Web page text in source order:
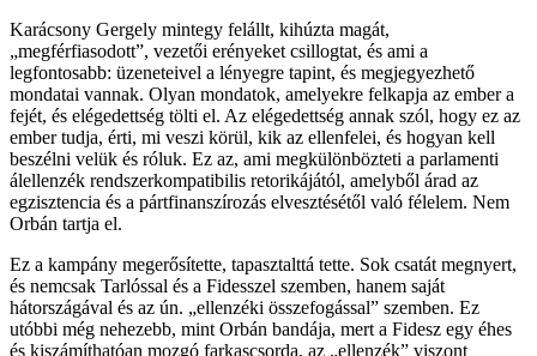
Karácsony Gergely mintegy felállt, kihúzta magát,
„megférfiasodott”, vezetői erényeket csillogtat, és ami a
legfontosabb: üzeneteivel a lényegre tapint, és megjegyezhető
mondatai vannak. Olyan mondatok, amelyekre felkapja az ember a
fejét, és elégedettség tölti el. Az elégedettség annak szól, hogy ez az
ember tudja, érti, mi veszi körül, kik az ellenfelei, és hogyan kell
beszélni velük és róluk. Ez az, ami megkülönbözteti a parlamenti
álellenzék rendszerkompatibilis retorikájától, amelyből árad az
egzisztencia és a pártfinanszírozás elvesztésétől való félelem. Nem
Orbán tartja el.
Ez a kampány megerősítette, tapasztalttá tette. Sok csatát megnyert,
és nemcsak Tarlóssal és a Fidesszel szemben, hanem saját
hátországával és az ún. „ellenzéki összefogással” szemben. Ez
utóbbi még nehezebb, mint Orbán bandája, mert a Fidesz egy éhes
és kiszámíthatóan mozgó farkascsorda, az „ellenzék” viszont